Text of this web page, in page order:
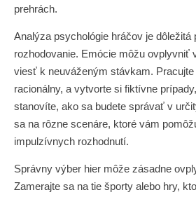
prehrách.
Analýza psychológie hráčov je dôležitá
rozhodovanie. Emócie môžu ovplyvniť
viesť k neuváženým stávkam.
racionálny, a vytvorte si fiktívne
stanovíte, ako sa budete správať v
sa na rôzne scenáre, ktoré vám
impulzívnych rozhodnutí.
Správny výber hier môže zásadne
Zamerajte sa na tie športy alebo hry,